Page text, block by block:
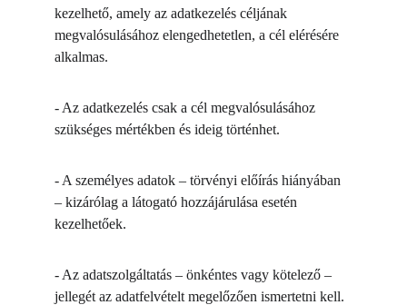
kezelhető, amely az adatkezelés céljának
megvalósulásához elengedhetetlen, a cél elérésére
alkalmas.
- Az adatkezelés csak a cél megvalósulásához
szükséges mértékben és ideig történhet.
- A személyes adatok – törvényi előírás hiányában
– kizárólag a látogató hozzájárulása esetén
kezelhetőek.
- Az adatszolgáltatás – önkéntes vagy kötelező –
jellegét az adatfelvételt megelőzően ismertetni kell.